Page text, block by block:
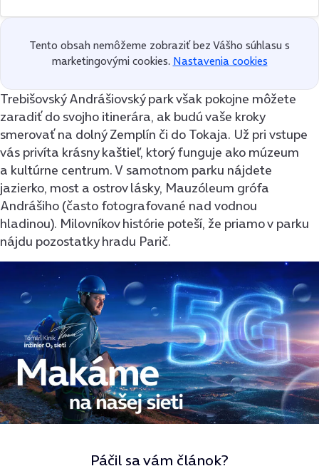
Tento obsah nemôžeme zobraziť bez Vášho súhlasu s
marketingovými cookies. Nastavenia cookies
Trebišovský Andrášiovský park však pokojne môžete
zaradiť do svojho itinerára, ak budú vaše kroky
smerovať na dolný Zemplín či do Tokaja. Už pri vstupe
vás privíta krásny kaštieľ, ktorý funguje ako múzeum
a kultúrne centrum. V samotnom parku nájdete
jazierko, most a ostrov lásky, Mauzóleum grófa
Andrášiho (často fotografované nad vodnou
hladinou). Milovníkov histórie poteší, že priamo v parku
nájdu pozostatky hradu Parič.
Páčil sa vám článok?